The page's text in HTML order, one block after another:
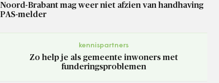
Noord-Brabant mag weer niet afzien van handhaving
PAS-melder
kennispartners
Zo help je als gemeente inwoners met
funderingsproblemen